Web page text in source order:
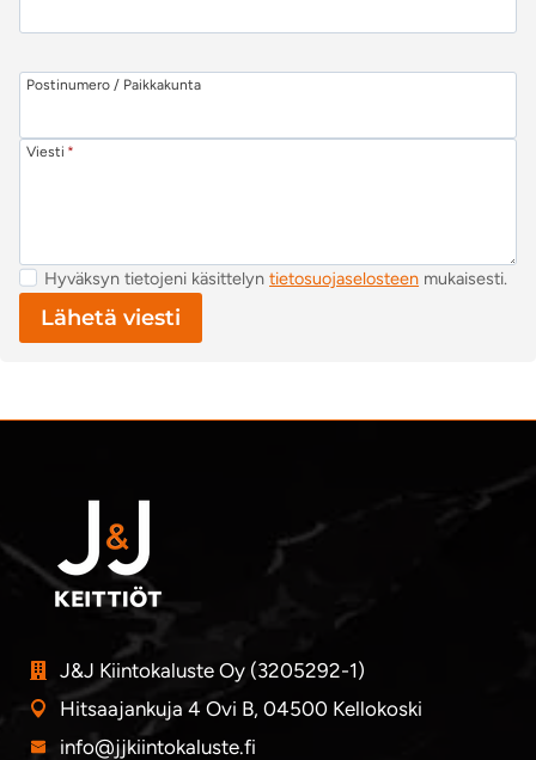
Postinumero / Paikkakunta
Viesti *
Hyväksyn tietojeni käsittelyntietosuojaselosteen mukaisesti.
Lähetä viesti
J&J Kiintokaluste Oy (3205292-1)
Hitsaajankuja 4 Ovi B, 04500 Kellokoski
info@jjkiintokaluste.fi